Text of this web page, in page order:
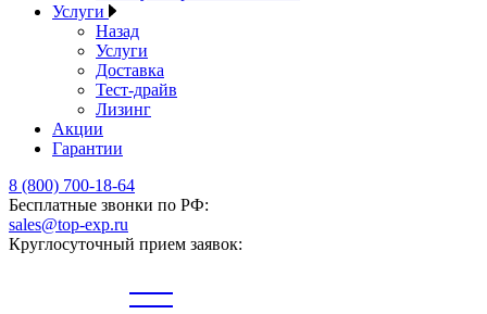
Услуги
Назад
Услуги
Доставка
Тест-драйв
Лизинг
Акции
Гарантии
8 (800) 700-18-64
Бесплатные звонки по РФ:
sales@top-exp.ru
Круглосуточный прием заявок: